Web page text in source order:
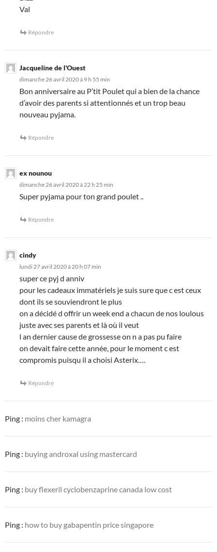
Val
Répondre
Jacqueline de l'Ouest
dimanche 26 avril 2020 à 9 h 55 min
Bon anniversaire au P’tit Poulet qui a bien de la chance
d’avoir des parents si attentionnés et un trop beau
nouveau pyjama.
Répondre
ex nounou
dimanche 26 avril 2020 à 22 h 25 min
Super pyjama pour ton grand poulet ..
Répondre
cindy
lundi 27 avril 2020 à 20 h 07 min
super ce pyj d anniv
pour les cadeaux immatériels je suis sure que c est ceux
dont ils se souviendront le plus
on a décidé d offrir un week end a chacun de nos loulous
juste avec ses parents et là où il veut
l an dernier cause de grossesse on n a pas pu faire
on devait faire cette année, pour le moment c est
compromis puisqu il a choisi Asterix….
Répondre
Ping : moins cher kamagra
Ping : buying androxal using mastercard
Ping : buy flexeril cyclobenzaprine canada low cost
Ping : how to buy gabapentin price singapore